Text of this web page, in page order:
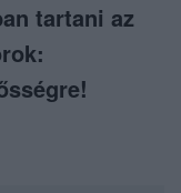
tartani az